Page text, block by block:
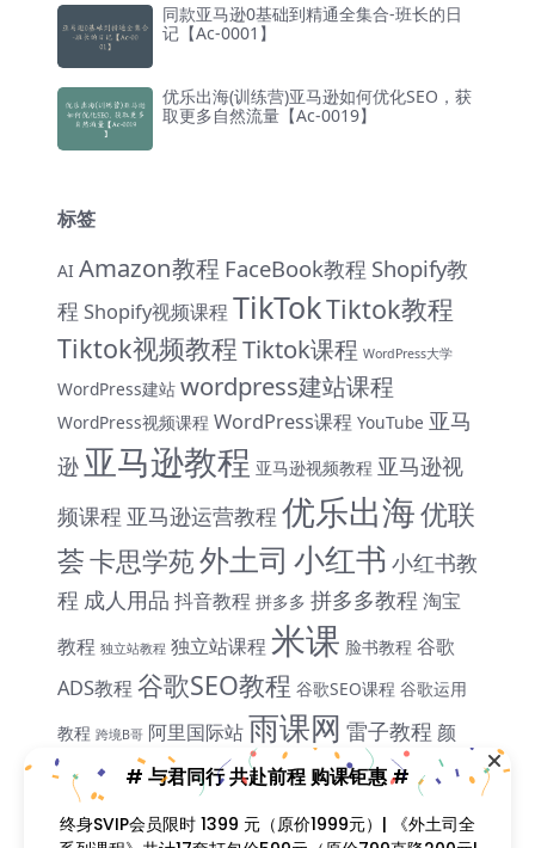
同款亚马逊0基础到精通全集合-班长的日
记【Ac-0001】
优乐出海(训练营)亚马逊如何优化SEO，获
取更多自然流量【Ac-0019】
标签
AI Amazon教程 FaceBook教程 Shopify教
程 Shopify视频课程 TikTokTiktok教程
Tiktok视频教程Tiktok课程 WordPress大学
WordPress建站 wordpress建站课程
WordPress视频课程 WordPress课程 YouTube 亚马
逊 亚马逊教程 亚马逊视频教程 亚马逊视
频课程 亚马逊运营教程 优乐出海优联
荟卡思学苑外土司 小红书 小红书教
程 成人用品 抖音教程 拼多多 拼多多教程 淘宝
教程 独立站教程 独立站课程 米课 脸书教程 谷歌
ADS教程 谷歌SEO教程 谷歌SEO课程 谷歌运用
教程 跨境B哥 阿里国际站雨课网 雷子教程 颜
Sir
飞橙教育
# 与君同行 共赴前程 购课钜惠 #
终身SVIP会员限时 1399 元（原价1999元）| 《外土司全